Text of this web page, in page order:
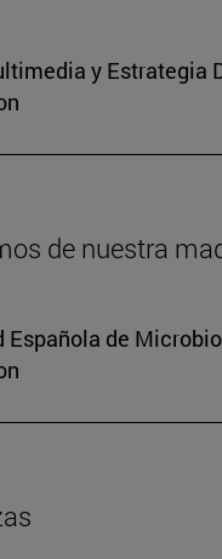
y Estrategia
de nuestra
Española de